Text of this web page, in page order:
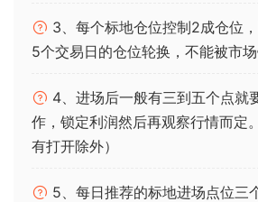
3、每个标地仓位控制2成仓位
5个交易日的仓位轮换，不能被市场
4、进场后一般有三到五个点就
作，锁定利润然后再观察行情而定
有打开除外）
5、每日推荐的标地进场点位三